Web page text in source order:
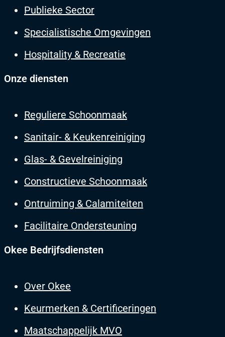
Publieke Sector
Specialistische Omgevingen
Hospitality & Recreatie
Onze diensten
Reguliere Schoonmaak
Sanitair- & Keukenreiniging
Glas- & Gevelreiniging
Constructieve Schoonmaak
Ontruiming & Calamiteiten
Facilitaire Ondersteuning
Okee Bedrijfsdiensten
Over Okee
Keurmerken & Certificeringen
Maatschappelijk MVO